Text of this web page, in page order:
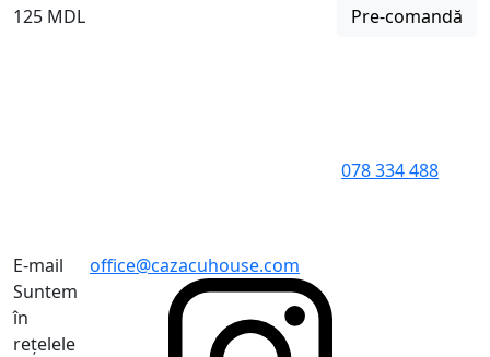
125 MDL
Pre-comandă
078 334 488
E-mail
office@cazacuhouse.com
Suntem
în
rețelele